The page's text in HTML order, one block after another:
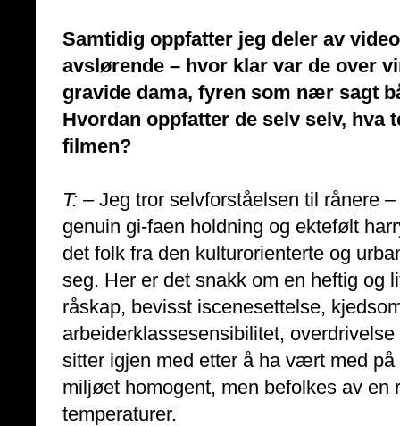
Samtidig oppfatter jeg deler av
avslørende – hvor klar var de over
gravide dama, fyren som nær sagt
Hvordan oppfatter de selv selv, hva
filmen?
T: – Jeg tror selvforståelsen til rånere
genuin gi-faen holdning og ektefølt
det folk fra den kulturorienterte og
seg. Her er det snakk om en heftig og
råskap, bevisst iscenesettelse,
arbeiderklassesensibilitet,
sitter igjen med etter å ha vært med
miljøet homogent, men befolkes av
temperaturer.